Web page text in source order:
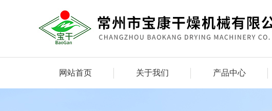
网站首页 关于我们 产品中心